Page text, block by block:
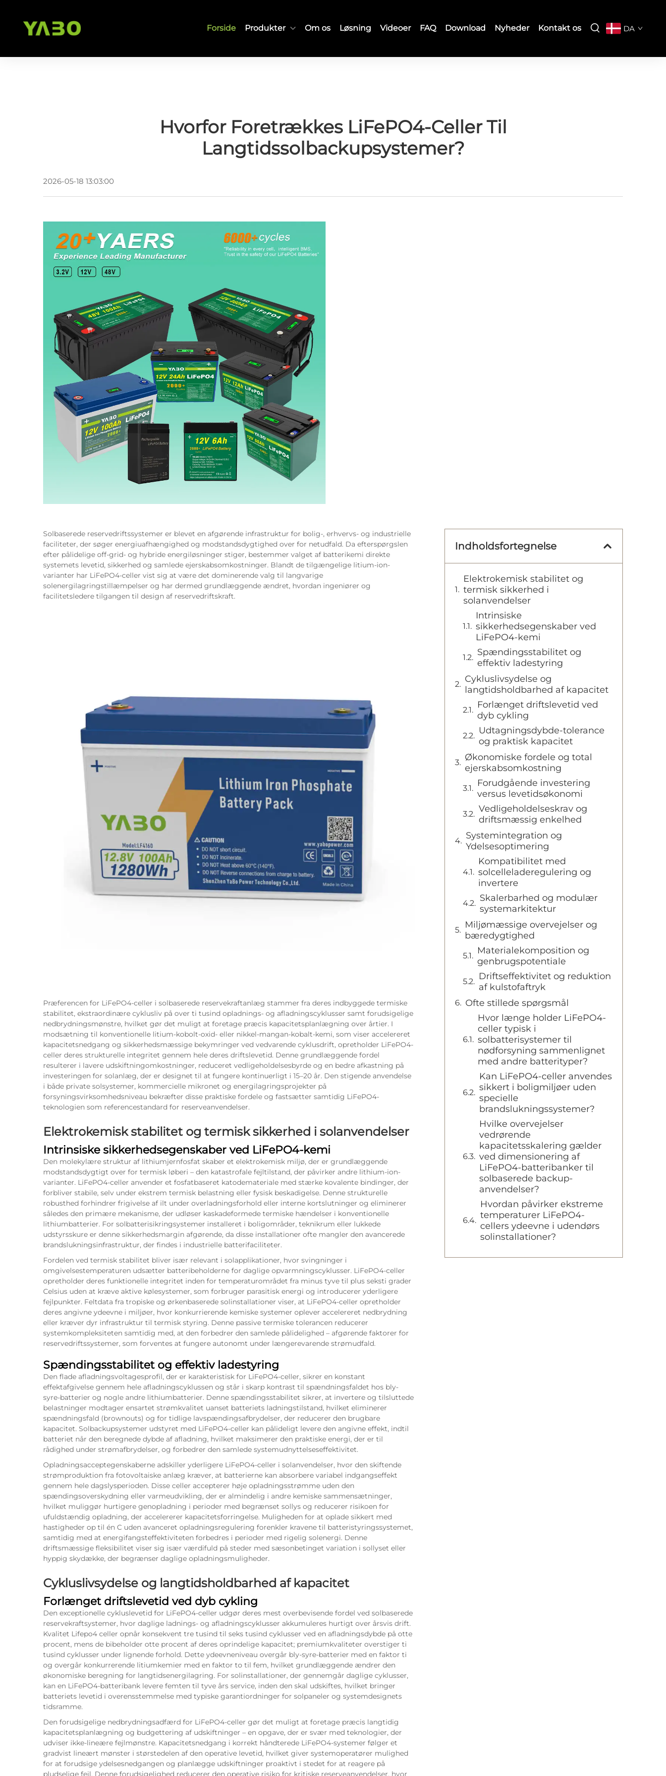
Forside Produkter Om os Løsning Videoer FAQ Download Nyheder Kontakt os DA
Hvorfor Foretrækkes LiFePO4-Celler Til
Langtidssolbackupsystemer?
2026-05-18 13:03:00
Solbaserede reservedriftssystemer er blevet en afgørende infrastruktur for bolig-, erhvervs- og industrielle
faciliteter, der søger energiuafhængighed og modstandsdygtighed over for netudfald. Da efterspørgslen
efter pålidelige off-grid- og hybride energiløsninger stiger, bestemmer valget af batterikemi direkte
systemets levetid, sikkerhed og samlede ejerskabsomkostninger. Blandt de tilgængelige litium-ion-
varianter har LiFePO4-celler vist sig at være det dominerende valg til langvarige
solenergilagringstillæmpelser og har dermed grundlæggende ændret, hvordan ingeniører og
facilitetsledere tilgangen til design af reservedriftskraft.
Præferencen for LiFePO4-celler i solbaserede reservekraftanlæg stammer fra deres indbyggede termiske
stabilitet, ekstraordinære cyklusliv på over ti tusind opladnings- og afladningscyklusser samt forudsigelige
nedbrydningsmønstre, hvilket gør det muligt at foretage præcis kapacitetsplanlægning over årtier. I
modsætning til konventionelle litium-kobolt-oxid- eller nikkel-mangan-kobalt-kemi, som viser accelereret
kapacitetsnedgang og sikkerhedsmæssige bekymringer ved vedvarende cyklusdrift, opretholder LiFePO4-
celler deres strukturelle integritet gennem hele deres driftslevetid. Denne grundlæggende fordel
resulterer i lavere udskiftningomkostninger, reduceret vedligeholdelsesbyrde og en bedre afkastning på
investeringen for solanlæg, der er designet til at fungere kontinuerligt i 15–20 år. Den stigende anvendelse
i både private solsystemer, kommercielle mikronet og energilagringsprojekter på
forsyningsvirksomhedsniveau bekræfter disse praktiske fordele og fastsætter samtidig LiFePO4-
teknologien som referencestandard for reserveanvendelser.
Elektrokemisk stabilitet og termisk sikkerhed i solanvendelser
Intrinsiske sikkerhedsegenskaber ved LiFePO4-kemi
Den molekylære struktur af lithiumjernfosfat skaber et elektrokemisk miljø, der er grundlæggende
modstandsdygtigt over for termisk løberi – den katastrofale fejltilstand, der påvirker andre lithium-ion-
varianter. LiFePO4-celler anvender et fosfatbaseret katodemateriale med stærke kovalente bindinger, der
forbliver stabile, selv under ekstrem termisk belastning eller fysisk beskadigelse. Denne strukturelle
robusthed forhindrer frigivelse af ilt under overladningsforhold eller interne kortslutninger og eliminerer
således den primære mekanisme, der udløser kaskadeformede termiske hændelser i konventionelle
lithiumbatterier. For solbatterisikringsystemer installeret i boligområder, teknikrum eller lukkede
udstyrsskure er denne sikkerhedsmargin afgørende, da disse installationer ofte mangler den avancerede
brandslukningsinfrastruktur, der findes i industrielle batterifaciliteter.
Fordelen ved termisk stabilitet bliver især relevant i solapplikationer, hvor svingninger i
omgivelsestemperaturen udsætter batteribeholderne for daglige opvarmningscyklusser. LiFePO4-celler
opretholder deres funktionelle integritet inden for temperaturområdet fra minus tyve til plus seksti grader
Celsius uden at kræve aktive kølesystemer, som forbruger parasitisk energi og introducerer yderligere
fejlpunkter. Feltdata fra tropiske og ørkenbaserede solinstallationer viser, at LiFePO4-celler opretholder
deres angivne ydeevne i miljøer, hvor konkurrierende kemiske systemer oplever accelereret nedbrydning
eller kræver dyr infrastruktur til termisk styring. Denne passive termiske tolerancen reducerer
systemkompleksiteten samtidig med, at den forbedrer den samlede pålidelighed – afgørende faktorer for
reservedriftssystemer, som forventes at fungere autonomt under længerevarende strømudfald.
Spændingsstabilitet og effektiv ladestyring
Den flade afladningsvoltagesprofil, der er karakteristisk for LiFePO4-celler, sikrer en konstant
effektafgivelse gennem hele afladningscyklussen og står i skarp kontrast til spændningsfaldet hos bly-
syre-batterier og nogle andre lithiumbatterier. Denne spændingsstabilitet sikrer, at invertere og tilsluttede
belastninger modtager ensartet strømkvalitet uanset batteriets ladningstilstand, hvilket eliminerer
spændningsfald (brownouts) og for tidlige lavspændingsafbrydelser, der reducerer den brugbare
kapacitet. Solbackupsystemer udstyret med LiFePO4-celler kan pålideligt levere den angivne effekt, indtil
batteriet når den beregnede dybde af afladning, hvilket maksimerer den praktiske energi, der er til
rådighed under strømafbrydelser, og forbedrer den samlede systemudnyttelseseffektivitet.
Opladningsacceptegenskaberne adskiller yderligere LiFePO4-celler i solanvendelser, hvor den skiftende
strømproduktion fra fotovoltaiske anlæg kræver, at batterierne kan absorbere variabel indgangseffekt
gennem hele dagslysperioden. Disse celler accepterer høje opladningsstrømme uden den
spændingsoverskydning eller varmeudvikling, der er almindelig i andre kemiske sammensætninger,
hvilket muliggør hurtigere genopladning i perioder med begrænset sollys og reducerer risikoen for
ufuldstændig opladning, der accelererer kapacitetsforringelse. Muligheden for at oplade sikkert med
hastigheder op til én C uden avanceret opladningsregulering forenkler kravene til batteristyringssystemet,
samtidig med at energifangsteffektiviteten forbedres i perioder med rigelig solenergi. Denne
driftsmæssige fleksibilitet viser sig især værdifuld på steder med sæsonbetinget variation i sollyset eller
hyppig skydække, der begrænser daglige opladningsmuligheder.
Cykluslivsydelse og langtidsholdbarhed af kapacitet
Forlænget driftslevetid ved dyb cykling
Den exceptionelle cykluslevetid for LiFePO4-celler udgør deres mest overbevisende fordel ved solbaserede
reservekraftsystemer, hvor daglige ladnings- og afladningscyklusser akkumuleres hurtigt over årsvis drift.
Kvalitet Lifepo4 celler opnår konsekvent tre tusind til seks tusind cyklusser ved en afladningsdybde på otte
procent, mens de bibeholder otte procent af deres oprindelige kapacitet; premiumkvaliteter overstiger ti
tusind cyklusser under lignende forhold. Dette ydeevneniveau overgår bly-syre-batterier med en faktor ti
og overgår konkurrerende litiumkemier med en faktor to til fem, hvilket grundlæggende ændrer den
økonomiske beregning for langtidsenergilagring. For solinstallationer, der gennemgår daglige cyklusser,
kan en LiFePO4-batteribank levere femten til tyve års service, inden den skal udskiftes, hvilket bringer
batteriets levetid i overensstemmelse med typiske garantiordninger for solpaneler og systemdesignets
tidsramme.
Den forudsigelige nedbrydningsadfærd for LiFePO4-celler gør det muligt at foretage præcis langtidig
kapacitetsplanlægning og budgettering af udskiftninger – en opgave, der er svær med teknologier, der
udviser ikke-lineære fejlmønstre. Kapacitetsnedgang i korrekt håndterede LiFePO4-systemer følger et
gradvist lineært mønster i størstedelen af den operative levetid, hvilket giver systemoperatører mulighed
for at forudsige ydelsesnedgangen og planlægge udskiftninger proaktivt i stedet for at reagere på
pludselige fejl. Denne forudsigelighed reducerer den operative risiko for kritiske reserveanvendelser, hvor
Indholdsfortegnelse
Elektrokemisk stabilitet og
termisk sikkerhed i
solanvendelser
Intrinsiske
sikkerhedsegenskaber ved
LiFePO4-kemi
Spændingsstabilitet og
effektiv ladestyring
Cykluslivsydelse og
langtidsholdbarhed af kapacitet
Forlænget driftslevetid ved
dyb cykling
Udtagningsdybde-tolerance
og praktisk kapacitet
Økonomiske fordele og total
ejerskabsomkostning
Forudgående investering
versus levetidsøkonomi
Vedligeholdelseskrav og
driftsmæssig enkelhed
Systemintegration og
Ydelsesoptimering
Kompatibilitet med
solcelleladeregulering og
invertere
Skalerbarhed og modulær
systemarkitektur
Miljømæssige overvejelser og
bæredygtighed
Materialekomposition og
genbrugspotentiale
Driftseffektivitet og reduktion
af kulstofaftryk
Ofte stillede spørgsmål
Hvor længe holder LiFePO4-
celler typisk i
solbatterisystemer til
nødforsyning sammenlignet
med andre batterityper?
Kan LiFePO4-celler anvendes
sikkert i boligmiljøer uden
specielle
brandslukningssystemer?
Hvilke overvejelser
vedrørende
kapacitetsskalering gælder
ved dimensionering af
LiFePO4-batteribanker til
solbaserede backup-
anvendelser?
Hvordan påvirker ekstreme
temperaturer LiFePO4-
cellers ydeevne i udendørs
solinstallationer?